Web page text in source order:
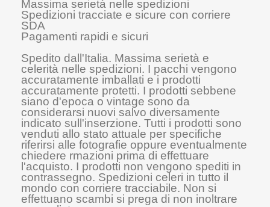
Massima serietà nelle spedizioni
Spedizioni tracciate e sicure con corriere
SDA
Pagamenti rapidi e sicuri
Spedito dall'Italia. Massima serietà e
celerità nelle spedizioni. I pacchi vengono
accuratamente imballati e i prodotti
accuratamente protetti. I prodotti sebbene
siano d'epoca o vintage sono da
considerarsi nuovi salvo diversamente
indicato sull'inserzione. Tutti i prodotti sono
venduti allo stato attuale per specifiche
riferirsi alle fotografie oppure eventualmente
chiedere rmazioni prima di effettuare
l'acquisto. I prodotti non vengono spediti in
contrassegno. Spedizioni celeri in tutto il
mondo con corriere tracciabile. Non si
effettuano scambi si prega di non inoltrare